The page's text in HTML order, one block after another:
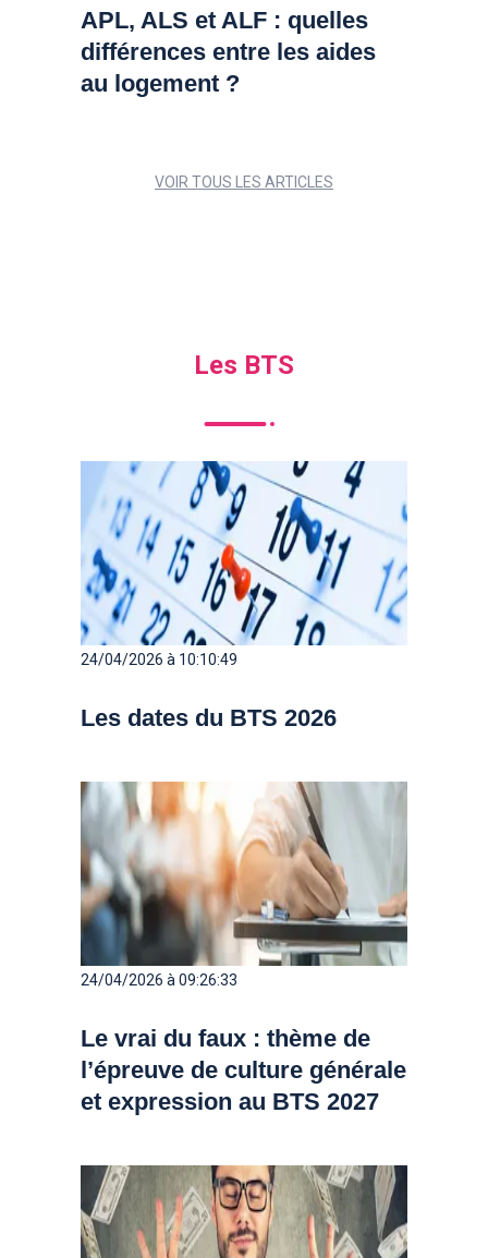
APL, ALS et ALF : quelles
différences entre les aides
au logement ?
VOIR TOUS LES ARTICLES
Les BTS
24/04/2026 à 10:10:49
Les dates du BTS 2026
24/04/2026 à 09:26:33
Le vrai du faux : thème de
l’épreuve de culture générale
et expression au BTS 2027